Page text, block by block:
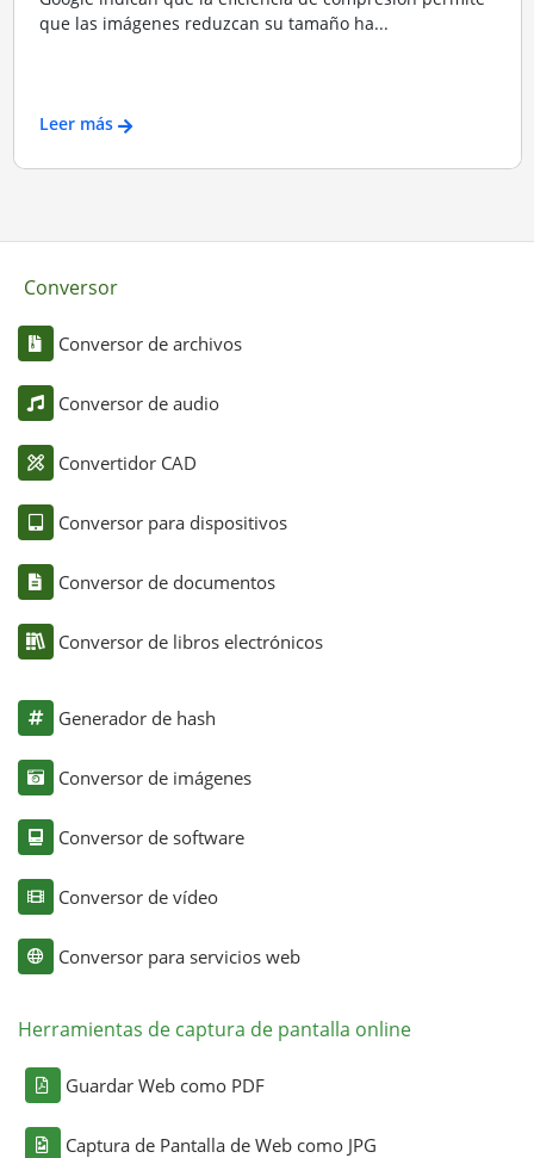
que las imágenes reduzcan su tamaño ha...
Leer más
Conversor
Conversor de archivos
Conversor de audio
Convertidor CAD
Conversor para dispositivos
Conversor de documentos
Conversor de libros electrónicos
Generador de hash
Conversor de imágenes
Conversor de software
Conversor de vídeo
Conversor para servicios web
Herramientas de captura de pantalla online
Guardar Web como PDF
Captura de Pantalla de Web como JPG